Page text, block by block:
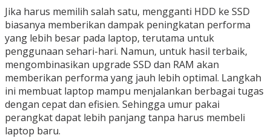
Jika harus memilih salah satu, mengganti HDD ke SSD
biasanya memberikan dampak peningkatan performa
yang lebih besar pada laptop, terutama untuk
penggunaan sehari-hari. Namun, untuk hasil terbaik,
mengombinasikan upgrade SSD dan RAM akan
memberikan performa yang jauh lebih optimal. Langkah
ini membuat laptop mampu menjalankan berbagai tugas
dengan cepat dan efisien. Sehingga umur pakai
perangkat dapat lebih panjang tanpa harus membeli
laptop baru.